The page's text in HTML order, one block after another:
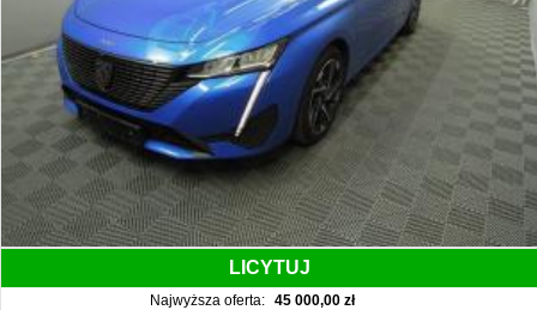
LICYTUJ
Najwyższa oferta: 45 000,00 zł